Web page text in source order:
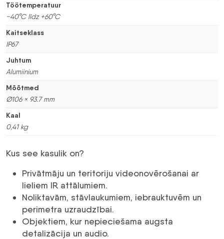
Töötemperatuur
−40°C līdz +60°C
Kaitseklass
IP67
Juhtum
Alumiinium
Mõõtmed
Ø106 × 93.7 mm
Kaal
0,41 kg
Kus see kasulik on?
Privātmāju un teritoriju videonovērošanai ar
lieliem IR attālumiem.
Noliktavām, stāvlaukumiem, iebrauktuvēm un
perimetra uzraudzībai.
Objektiem, kur nepieciešama augsta
detalizācija un audio.